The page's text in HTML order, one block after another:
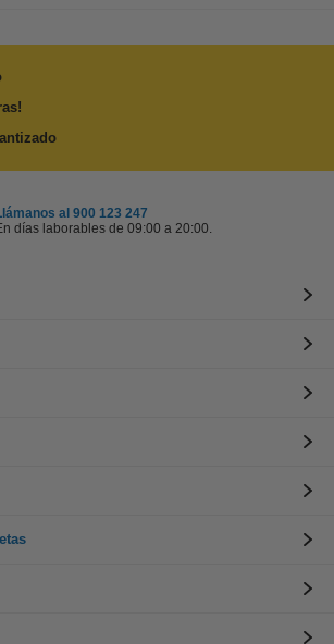
al 900 123 247
días laborables de 09:00 a 20:00.